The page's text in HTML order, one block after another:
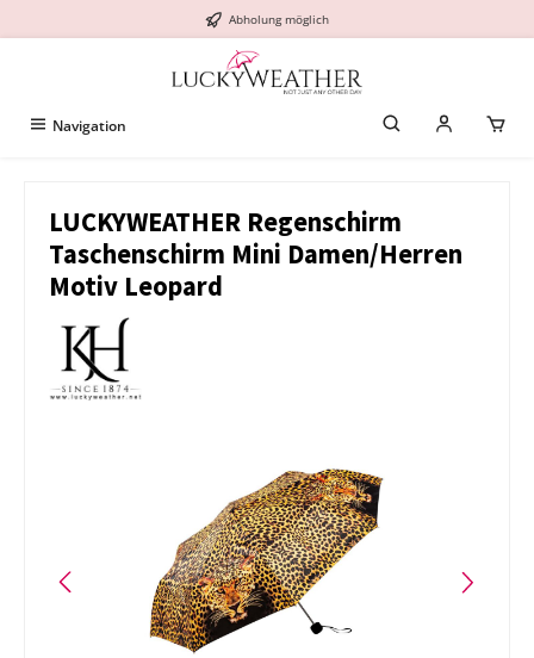
Abholung möglich
Navigation
LUCKYWEATHER Regenschirm
Taschenschirm Mini Damen/Herren
Motiv Leopard